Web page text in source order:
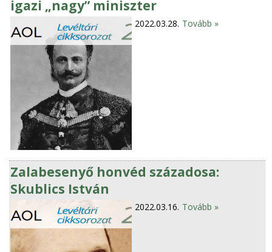
igazi „nagy” miniszter
2022.03.28. Tovább »
Zalabesenyő honvéd századosa:
Skublics István
2022.03.16. Tovább »